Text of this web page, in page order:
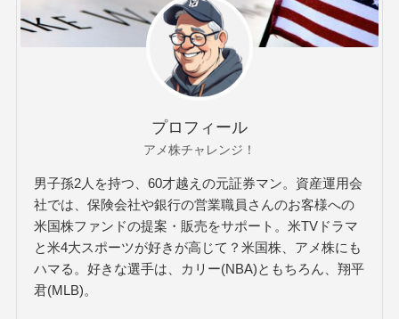
プロフィール
アメ株チャレンジ！
男子孫2人を持つ、60才越えの元証券マン。資産運用会
社では、保険会社や銀行の営業職員さんのお客様への
米国株ファンドの提案・販売をサポート。米TVドラマ
と米4大スポーツが好きが高じて？米国株、アメ株にも
ハマる。好きな選手は、カリー(NBA)ともちろん、翔平
君(MLB)。